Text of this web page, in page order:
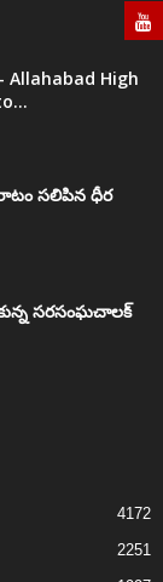
Allahabad High
సలిపిన ధీర
సరసంఘచాలక్
4172
2251